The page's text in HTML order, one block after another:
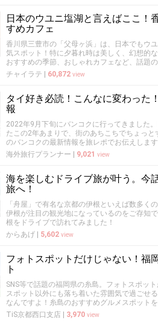
日本のウユニ塩湖と言えばここ！
すめカフェ
香川県三豊市の「父母ヶ浜」は、日本でもウ
気スポット！特に夕暮れ時は美しく、幻想的
おすすめの季節、おしゃれカフェなど、話題
チャイラテ
60,872 view
タイ好き必読！こんなに変わった
報
2022年9月下旬にバンコクに行ってきました
たこの2年あまりで、街のあちこちでちょっ
のバンコクの最新情報を旅レポでお伝えします
海外旅行プランナー
9,021 view
海を楽しむドライブ旅が叶う。今
旅へ！
「舟屋」で有名な京都の伊根といえば数多く
伊根が注目の観光地になっているのをご存知
根をドライブで訪れてみました！
からあげ
5,602 view
フォトスポットだけじゃない！福
ト
SNS等で話題の福岡県の糸島。フォトスポッ
スポット以外にも落ち着いた雰囲気で過ごせ
なんですよ！糸島のおすすめグルメスポット
TiS京都西口支店
3,970 view